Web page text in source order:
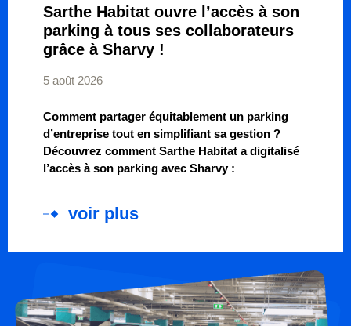
Sarthe Habitat ouvre l’accès à son
parking à tous ses collaborateurs
grâce à Sharvy !
5 août 2026
Comment partager équitablement un parking
d’entreprise tout en simplifiant sa gestion ?
Découvrez comment Sarthe Habitat a digitalisé
l’accès à son parking avec Sharvy :
voir plus